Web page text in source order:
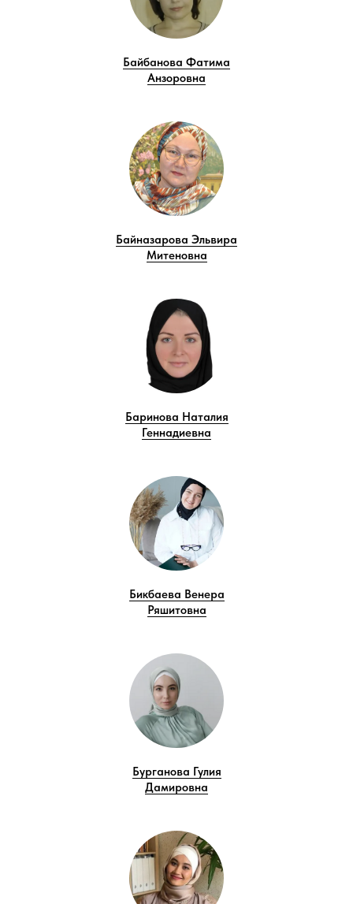
Байбанова Фатима
Анзоровна
Байназарова Эльвира
Митеновна
Баринова Наталия
Геннадиевна
Бикбаева Венера
Ряшитовна
Бурганова Гулия
Дамировна